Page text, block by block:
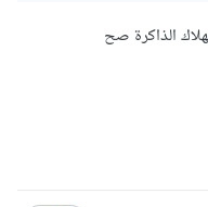
وهي قيمة المتغيرات